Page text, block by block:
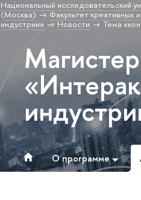
Национальный исследовательский
(Москва)
Факультет креативных
индустрии»
Новости Тема
О программе